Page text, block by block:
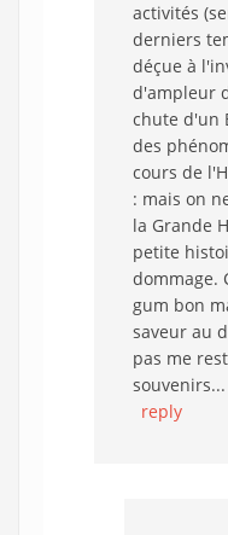
activités
derniers
déçue à
d'ampleur
chute d'un
des
cours de
: mais on
la Grande
petite
dommage.
gum bon
saveur au
pas me
souvenirs...
reply